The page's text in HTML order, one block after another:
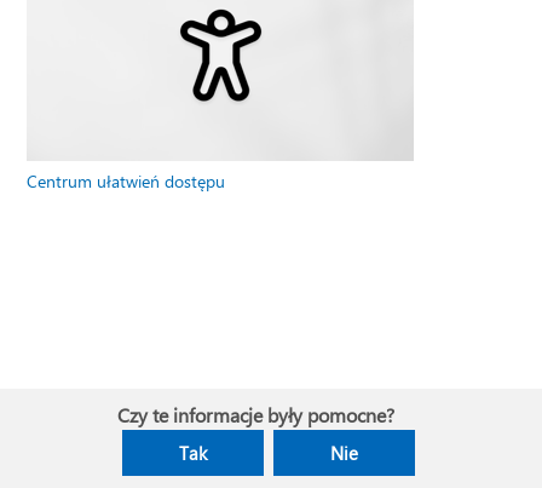
Centrum ułatwień dostępu
Czy te informacje były pomocne?
Tak Nie